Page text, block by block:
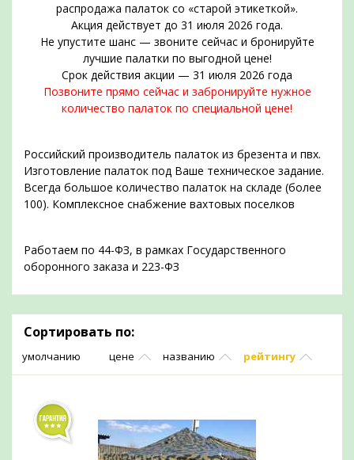
распродажа палаток со «старой этикеткой».
Акция действует до 31 июля 2026 года.
Не упустите шанс — звоните сейчас и бронируйте
лучшие палатки по выгодной цене!
Срок действия акции — 31 июля 2026 года
Позвоните прямо сейчас и забронируйте нужное
количество палаток по специальной цене!
Российский производитель палаток из брезента и пвх.
Изготовление палаток под Ваше техническое задание.
Всегда большое количество палаток на складе (более
100). Комплексное снабжение вахтовых поселков
Работаем по 44-ФЗ, в рамках Государственного
оборонного заказа и 223-ФЗ
Сортировать по:
умолчанию цене названию рейтингу
подобрать